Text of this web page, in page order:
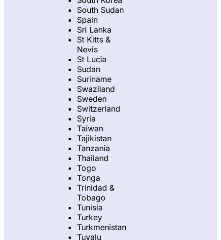
South Sudan
Spain
Sri Lanka
St Kitts &
Nevis
St Lucia
Sudan
Suriname
Swaziland
Sweden
Switzerland
Syria
Taiwan
Tajikistan
Tanzania
Thailand
Togo
Tonga
Trinidad &
Tobago
Tunisia
Turkey
Turkmenistan
Tuvalu